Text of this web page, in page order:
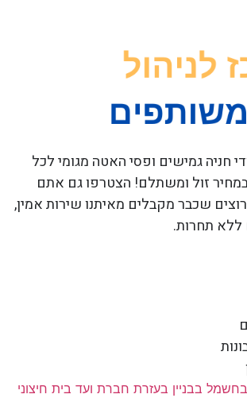
חניה גמישים ופסי האטה מגומי לכל
זול ומשתלם! הצטרפו גם אתם
שכבר מקבלים מאיתנו שירות אמין,
ללא תחרות.
בבניין בעזרת חברת ועד בית חיצוני